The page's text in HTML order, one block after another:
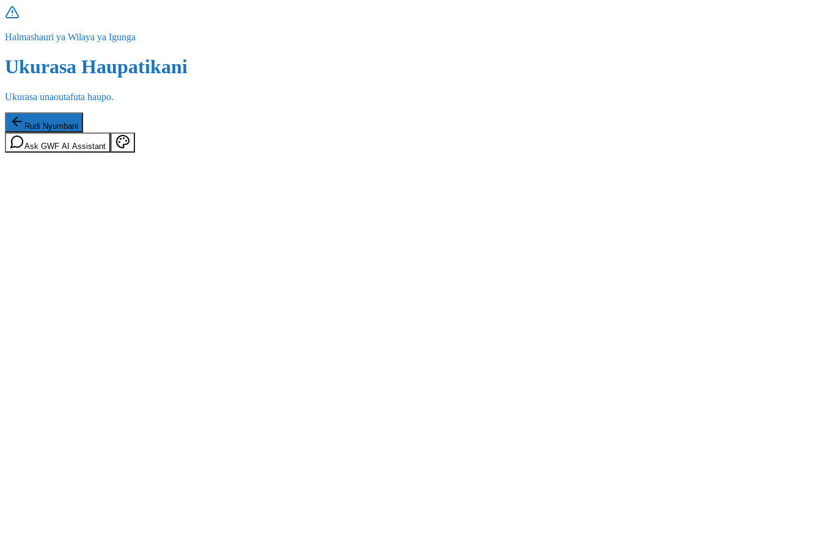
Halmashauri ya Wilaya ya Igunga
Ukurasa Haupatikani
Ukurasa unaoutafuta haupo.
Rudi Nyumbani
Ask GWF AI Assistant